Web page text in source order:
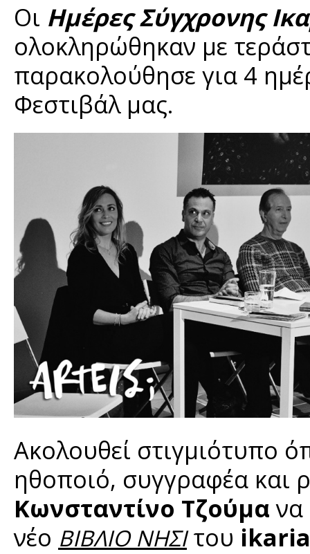
Οι Ημέρες Σύγχρονης
ολοκληρώθηκαν με
παρακολούθησε για 4
Φεστιβάλ μας.
Ακολουθεί στιγμιότυπο
ηθοποιό, συγγραφέα και
Κωνσταντίνο Τζούμανα
νέο ΒΙΒΛΙΟ ΝΗΣΙτου